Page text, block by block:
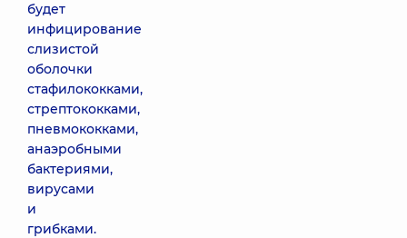
будет
инфицирование
слизистой
оболочки
стафилококками,
стрептококками,
пневмококками,
анаэробными
бактериями,
вирусами
и
грибками.